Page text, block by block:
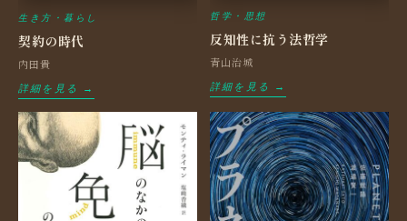
生き方・暮らし
契約の時代
内田貴
詳細を見る →
哲学・思想
反知性に抗う法哲学
青山治城
詳細を見る →